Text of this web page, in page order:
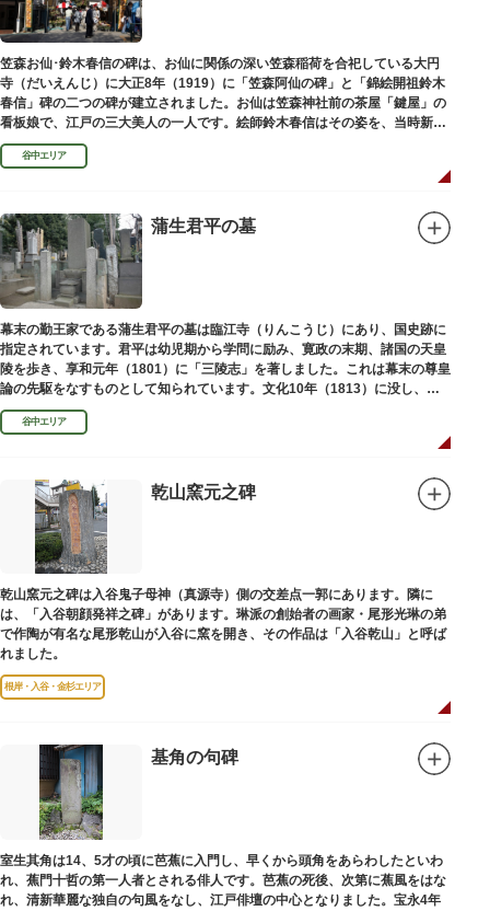
笠森お仙･鈴木春信の碑は、お仙に関係の深い笠森稲荷を合祀している大円
寺（だいえんじ）に大正8年（1919）に「笠森阿仙の碑」と「錦絵開祖鈴木
春信」碑の二つの碑が建立されました。お仙は笠森神社前の茶屋「鍵屋」の
看板娘で、江戸の三大美人の一人です。絵師鈴木春信はその姿を、当時新し
い絵画様式である多色刷り版画「錦絵」に描きました。
谷中エリア
蒲生君平の墓
幕末の勤王家である蒲生君平の墓は臨江寺（りんこうじ）にあり、国史跡に
指定されています。君平は幼児期から学問に励み、寛政の末期、諸国の天皇
陵を歩き、享和元年（1801）に「三陵志」を著しました。これは幕末の尊皇
論の先駆をなすものとして知られています。文化10年（1813）に没し、高
山彦三郎や林子平と共に「寛政三奇人」の一人にあげられています。
谷中エリア
乾山窯元之碑
乾山窯元之碑は入谷鬼子母神（真源寺）側の交差点一郭にあります。隣に
は、「入谷朝顔発祥之碑」があります。琳派の創始者の画家・尾形光琳の弟
で作陶が有名な尾形乾山が入谷に窯を開き、その作品は「入谷乾山」と呼ば
れました。
根岸・入谷・金杉エリア
基角の句碑
室生其角は14、5才の頃に芭蕉に入門し、早くから頭角をあらわしたといわ
れ、蕉門十哲の第一人者とされる俳人です。芭蕉の死後、次第に蕉風をはな
れ、清新華麗な独自の句風をなし、江戸俳壇の中心となりました。宝永4年